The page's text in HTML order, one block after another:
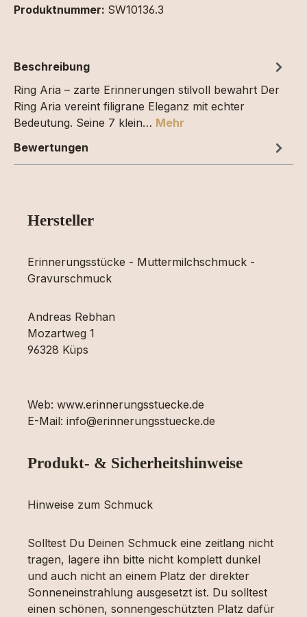
Produktnummer: SW10136.3
Beschreibung
Ring Aria – zarte Erinnerungen stilvoll bewahrt Der
Ring Aria vereint filigrane Eleganz mit echter
Bedeutung. Seine 7 klein… Mehr
Bewertungen
Hersteller
Erinnerungsstücke - Muttermilchschmuck -
Gravurschmuck
Andreas Rebhan
Mozartweg 1
96328 Küps
Web: www.erinnerungsstuecke.de
E-Mail: info@erinnerungsstuecke.de
Produkt- & Sicherheitshinweise
Hinweise zum Schmuck
Solltest Du Deinen Schmuck eine zeitlang nicht
tragen, lagere ihn bitte nicht komplett dunkel
und auch nicht an einem Platz der direkter
Sonneneinstrahlung ausgesetzt ist. Du solltest
einen schönen, sonnengeschützten Platz dafür